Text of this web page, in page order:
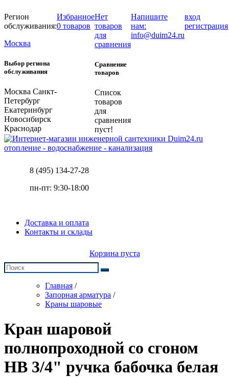
Регион
обслуживания:
Москва
Выбор региона
обслуживания
Москва Санкт-
Петербург
Екатеринбург
Новосибирск
Краснодар
Избранное
0 товаров
Нет
товаров
для
сравнения
Сравнение
товаров
Список
товаров
для
сравнения
пуст!
Напишите
нам:
info@duim24.ru
вход
регистрация
отопление - водоснабжение - канализация
8 (495) 134-27-28
пн-пт: 9:30-18:00
Доставка и оплата
Контакты и склады
Корзина пуста
Главная /
Запорная арматура /
Краны шаровые
Кран шаровой
полнопроходной со сгоном
НВ 3/4" ручка бабочка белая